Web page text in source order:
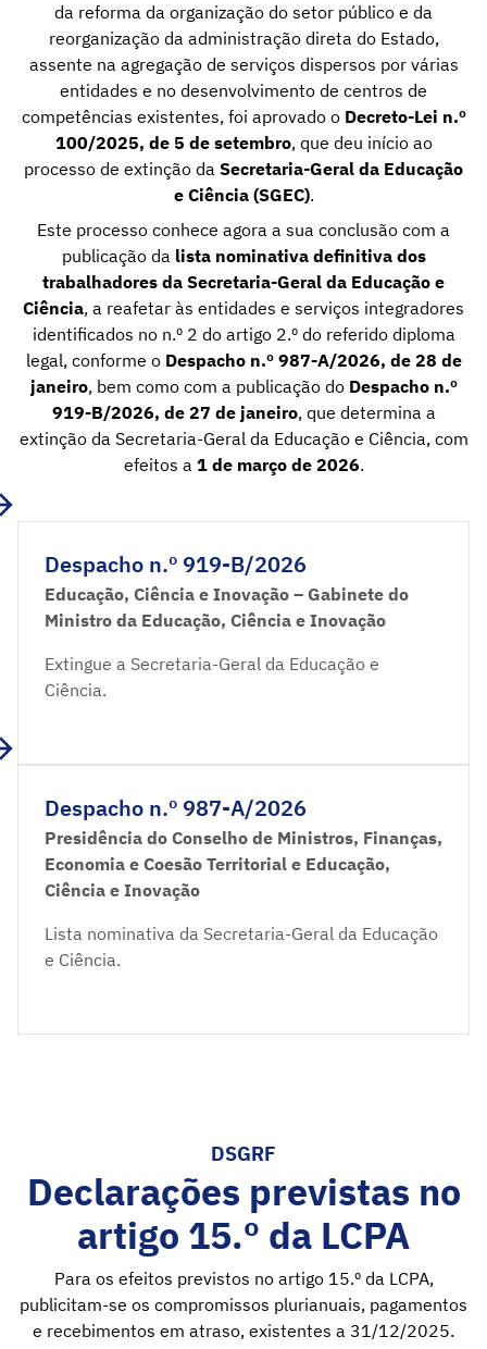
da reforma da organização do setor público e da
reorganização da administração direta do Estado,
assente na agregação de serviços dispersos por várias
entidades e no desenvolvimento de centros de
competências existentes, foi aprovado o Decreto-Lei n.º
100/2025, de 5 de setembro, que deu início ao
processo de extinção da Secretaria-Geral da Educação
e Ciência (SGEC).
Este processo conhece agora a sua conclusão com a
publicação da lista nominativa definitiva dos
trabalhadores da Secretaria-Geral da Educação e
Ciência, a reafetar às entidades e serviços integradores
identificados no n.º 2 do artigo 2.º do referido diploma
legal, conforme o Despacho n.º 987-A/2026, de 28 de
janeiro, bem como com a publicação do Despacho n.º
919-B/2026, de 27 de janeiro, que determina a
extinção da Secretaria-Geral da Educação e Ciência, com
efeitos a 1 de março de 2026.
Despacho n.º 919-B/2026
Educação, Ciência e Inovação – Gabinete do
Ministro da Educação, Ciência e Inovação
Extingue a Secretaria-Geral da Educação e
Ciência.
Despacho n.º 987-A/2026
Presidência do Conselho de Ministros, Finanças,
Economia e Coesão Territorial e Educação,
Ciência e Inovação
Lista nominativa da Secretaria-Geral da Educação
e Ciência.
DSGRF
Declarações previstas no
artigo 15.º da LCPA
Para os efeitos previstos no artigo 15.º da LCPA,
publicitam-se os compromissos plurianuais, pagamentos
e recebimentos em atraso, existentes a 31/12/2025.